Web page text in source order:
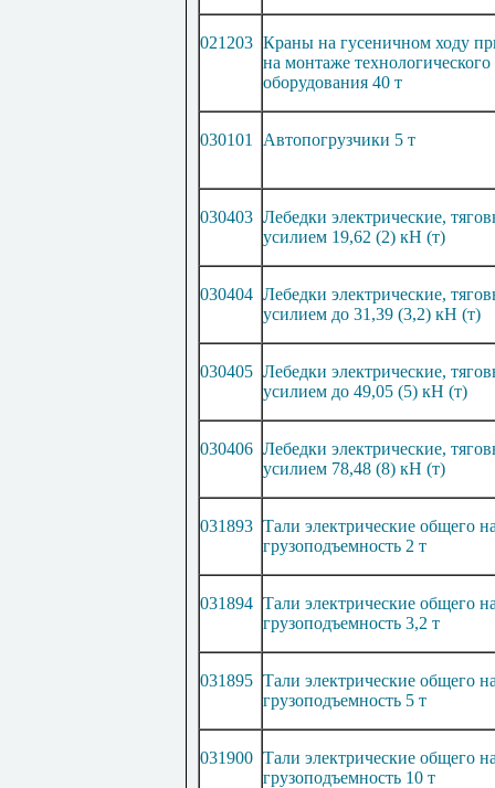
021203 Краны на гусеничном ходу
на монтаже технологического
оборудования 40 т
030101 Автопогрузчики 5 т
030403 Лебедки электрические,
усилием 19,62 (2) кН (т)
030404 Лебедки электрические,
усилием до 31,39 (3,2) кН (т)
030405 Лебедки электрические,
усилием до 49,05 (5) кН (т)
030406 Лебедки электрические,
усилием 78,48 (8) кН (т)
031893 Тали электрические общего
грузоподъемность 2 т
031894 Тали электрические общего
грузоподъемность 3,2 т
031895 Тали электрические общего
грузоподъемность 5 т
031900 Тали электрические общего
грузоподъемность 10 т